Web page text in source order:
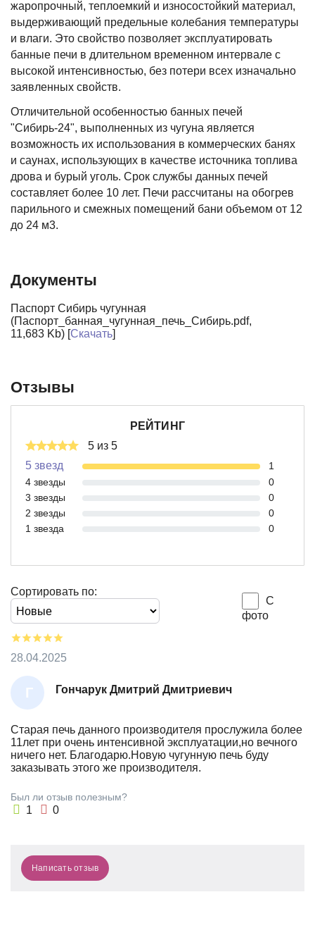
жаропрочный, теплоемкий и износостойкий материал,
выдерживающий предельные колебания температуры
и влаги. Это свойство позволяет эксплуатировать
банные печи в длительном временном интервале с
высокой интенсивностью, без потери всех изначально
заявленных свойств.
Отличительной особенностью банных печей
"Сибирь-24", выполненных из чугуна является
возможность их использования в коммерческих банях
и саунах, использующих в качестве источника топлива
дрова и бурый уголь. Срок службы данных печей
составляет более 10 лет. Печи рассчитаны на обогрев
парильного и смежных помещений бани объемом от 12
до 24 м3.
Документы
Паспорт Сибирь чугунная
(Паспорт_банная_чугунная_печь_Сибирь.pdf,
11,683 Kb) [Скачать]
Отзывы
РЕЙТИНГ
5 из 5
5 звезд
1
4 звезды
0
3 звезды
0
2 звезды
0
1 звезда
0
Сортировать по:
С
фото
Г
О
Н
Ч
А
У
М
И
Гончарук Дмитрий Дмитриевич
28.04.2025
Старая печь данного производителя прослужила более
11лет при очень интенсивной эксплуатации,но вечного
ничего нет. Благодарю.Новую чугунную печь буду
заказывать этого же производителя.
Был ли отзыв полезным?
1 0
Написать отзыв